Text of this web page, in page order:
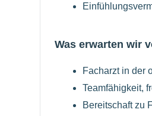
Was erwarten wir
Facharzt in der
Teamfähigkeit,
Bereitschaft zu